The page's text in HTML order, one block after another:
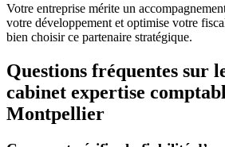
Votre entreprise mérite un
votre développement et optimise votre
bien choisir ce partenaire stratégique.
Questions fréquentes sur
cabinet expertise
Montpellier